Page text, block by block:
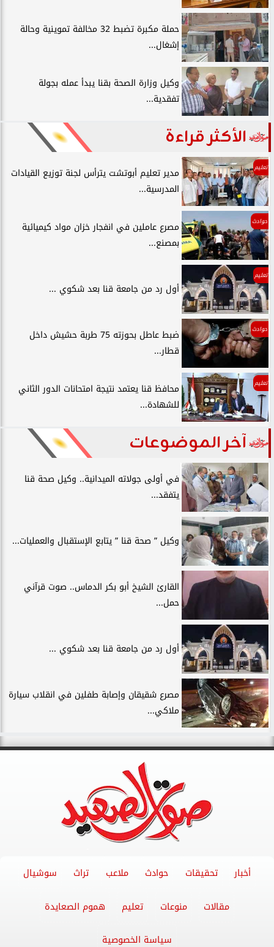
حملة مكبرة تضبط 32 مخالفة تموينية وحالة
إشغال...
وكيل وزارة الصحة بقنا يبدأ عمله بجولة
تفقدية...
الأكثر قراءة
تعليم
مدير تعليم أبوتشت يترأس لجنة توزيع القيادات
المدرسية...
حوادث
مصرع عاملين في انفجار خزان مواد كيميائية
بمصنع...
تعليم
أول رد من جامعة قنا بعد شكوي ...
حوادث
ضبط عاطل بحوزته 75 طربة حشيش داخل
قطار...
تعليم
محافظ قنا يعتمد نتيجة امتحانات الدور الثاني
للشهادة...
آخر الموضوعات
في أولى جولاته الميدانية.. وكيل صحة قنا
يتفقد...
وكيل ” صحة قنا ” يتابع الإستقبال والعمليات...
القارئ الشيخ أبو بكر الدماس.. صوت قرآني
حمل...
أول رد من جامعة قنا بعد شكوي ...
مصرع شقيقان وإصابة طفلين في انقلاب سيارة
ملاكي...
أخبار تحقيقات حوادث ملاعب تراث سوشيال
مقالات منوعات تعليم هموم الصعايدة
سياسة الخصوصية